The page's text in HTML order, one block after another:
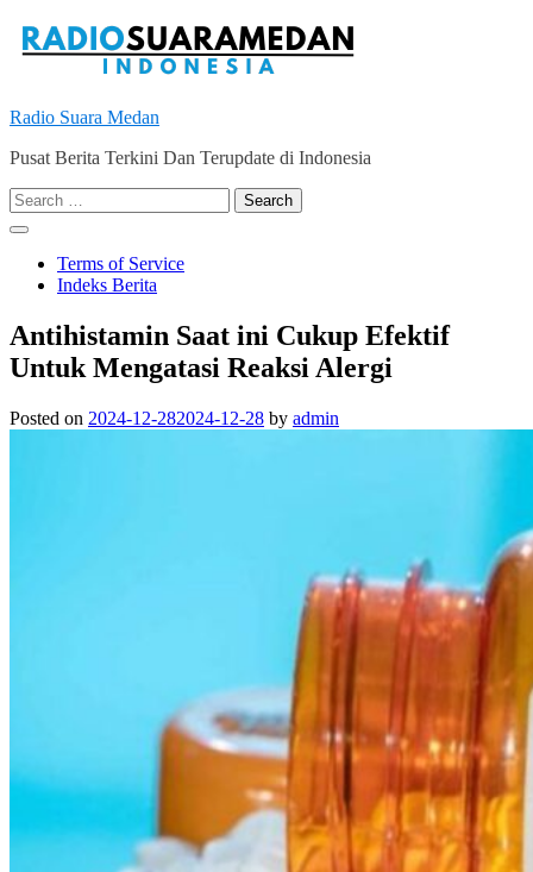
content
Radio Suara Medan
Pusat Berita Terkini Dan Terupdate di Indonesia
Search
for:
Terms of Service
Indeks Berita
Antihistamin Saat ini Cukup Efektif
Untuk Mengatasi Reaksi Alergi
Posted on 2024-12-282024-12-28 by admin